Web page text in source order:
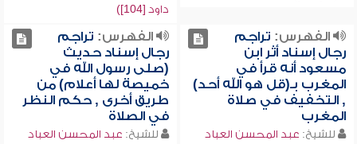
داود [104])
الفهرس: تراجم
رجال إسناد أثر ابن
مسعود أنه قرأ في
المغرب بـ(قل هو الله أحد)
, التخفيف في صلاة
المغرب
للشيخ: عبد المحسن العباد
الفهرس: تراجم
رجال إسناد حديث
(صلى رسول الله في
خميصة لها أعلام) من
طريق أخرى , حكم النظر
في الصلاة
للشيخ: عبد المحسن العباد